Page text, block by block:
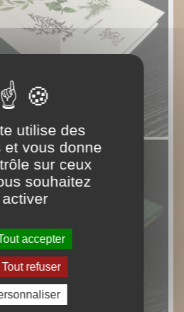
utilise des
et vous donne
sur ceux
souhaitez
activer
accepter
Tout refuser